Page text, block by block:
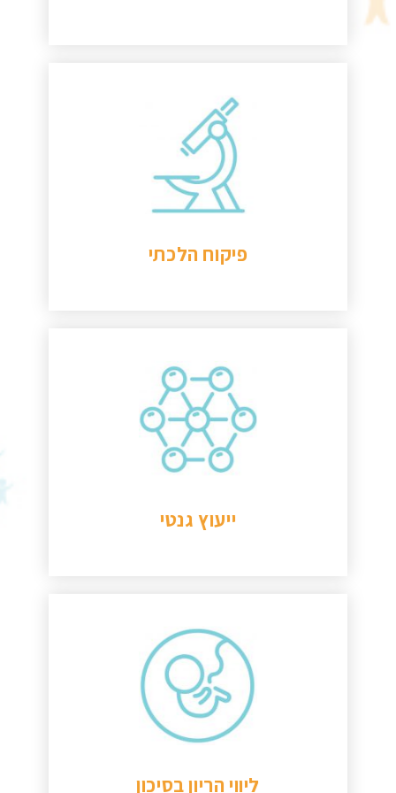
פיקוח הלכתי
הפיקוח ההלכתי נועד כדי לתת לכם ביטחון
בכך שהעובר שלכם אכן מוחזר לרחם האם,
באמצעות משגיחה צמודה הנמצאת בכל
אחד משלבי הטיפול ובוחנת את התהליך,
וע"י נעילת מיכלי ההקפאה לביטחון מירבי.
ייעוץ גנטי
המחלקה מספקת שירותי ייעוץ והפניה
למומחי גנטיקה ברחבי הארץ ובעולם תוך
מתן דגש על מענה מותאם ומדויק ככל
האפשר, ואף מעניקה ליווי רגשי ותמיכה.
ליווי הריון בסיכון
בוני עולם מספק שירותי ייעוץ וסיוע במקרים
של היריון בסיכון גבוה, הן בהיריון שהושג
לאחר טיפולי פוריות ווהן כאשר הרקע תקין
לגמרי אך בשל גורמים שונים נחשב להיריון
בסיכון גבוה.